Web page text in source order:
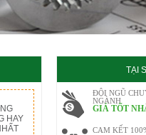
HAY
TẠI
ĐỘI NGŨ
NGÀNH
GIÁ TỐT
CAM KẾT